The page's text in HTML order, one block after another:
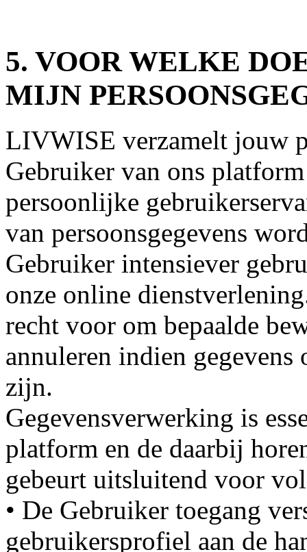
5. VOOR WELKE
MIJN
LIVWISE verzamelt jouw
Gebruiker van ons
persoonlijke
van persoonsgegevens
Gebruiker intensiever
onze online
recht voor om bepaalde
annuleren indien
zijn.
Gegevensverwerking is
platform en de daarbij
gebeurt uitsluitend voor
• De Gebruiker toegang
gebruikersprofiel aan de